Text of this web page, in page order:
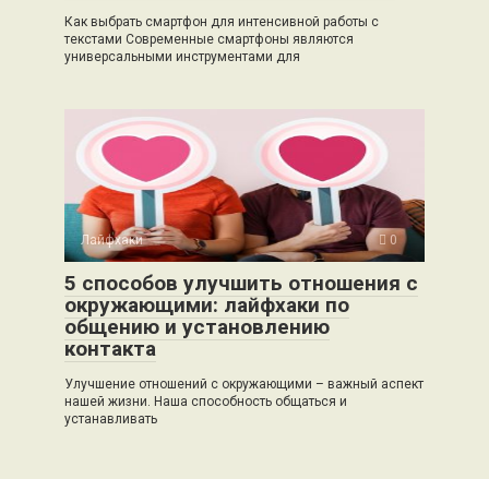
Как выбрать смартфон для интенсивной работы с
текстами Современные смартфоны являются
универсальными инструментами для
Лайфхаки 0
5 способов улучшить отношения с
окружающими: лайфхаки по
общению и установлению
контакта
Улучшение отношений с окружающими – важный аспект
нашей жизни. Наша способность общаться и
устанавливать